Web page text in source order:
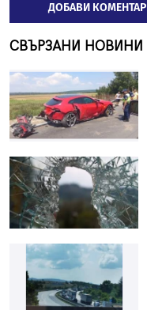
ДОБАВИ КОМЕНТАР
СВЪРЗАНИ НОВИНИ